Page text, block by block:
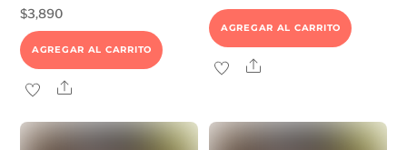
$3,890
AGREGAR AL CARRITO
Share
AGREGAR AL CARRITO
Share